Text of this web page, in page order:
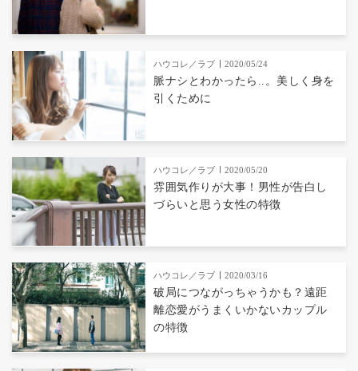
ハウコレ／ラブ 2020/05/24
脈ナシとわかったら..。美しく身を
引くために
ハウコレ／ラブ 2020/05/20
雰囲気作りが大事！男性が告白し
づらいと思う女性の特徴
ハウコレ／ラブ 2020/03/16
破局につながっちゃうかも？遠距
離恋愛がうまくいかないカップル
の特徴